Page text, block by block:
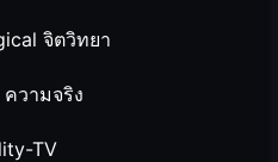
จิตวิทยา
วามจริง
TV